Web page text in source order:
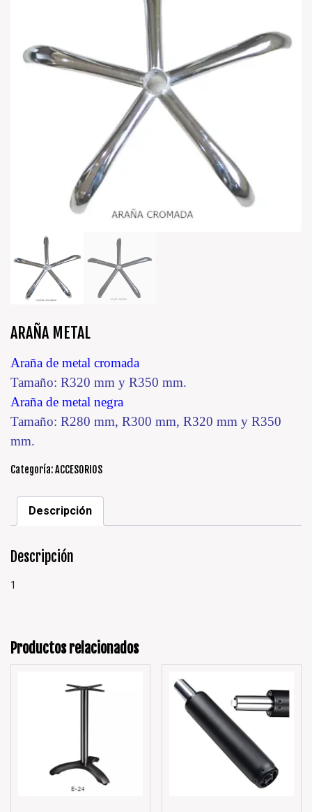
ARAÑA METAL
Araña de metal cromada
Tamaño: R320 mm y R350 mm.
Araña de metal negra
Tamaño: R280 mm, R300 mm, R320 mm y R350
mm.
Categoría:ACCESORIOS
Descripción
Descripción
1
Productos relacionados